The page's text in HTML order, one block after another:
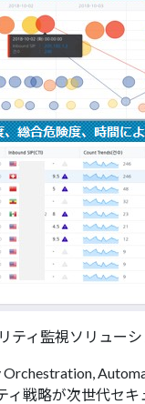
ティ監視ソリューシ
Orchestration,
ィ戦略が次世代セ